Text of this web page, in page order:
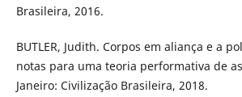
Brasileira, 2016.
BUTLER, Judith. Corpos em aliança e a
notas para uma teoria performativa de
Janeiro: Civilização Brasileira, 2018.